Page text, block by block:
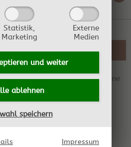
Statistik,
Marketing
Externe
Medien
und weiter
ablehnen
speichern
Impressum
ZURÜCK ZUR ÜBERSICHT
vor, jederzeit Einträge ohne
Gründen zu löschen.